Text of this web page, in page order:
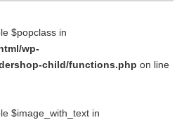
$popclass in
wp-
child/functions.php on line
$image_with_text in